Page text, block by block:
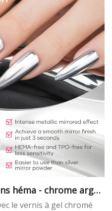
héma - chrome argen
le vernis à gel chromé